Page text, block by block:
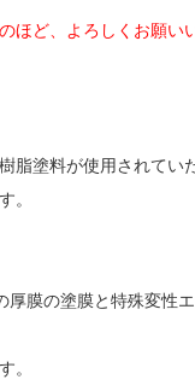
ほど、よろしくお願い
脂塗料が使用されてい
。
厚膜の塗膜と特殊変性
。